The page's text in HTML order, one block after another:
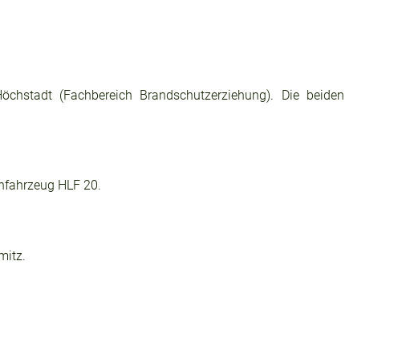
(Fachbereich Brandschutzerziehung). Die beiden
HLF 20.